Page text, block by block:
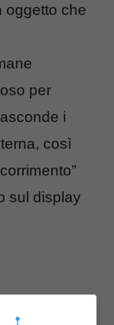
oggetto che
per
i
così
sul display